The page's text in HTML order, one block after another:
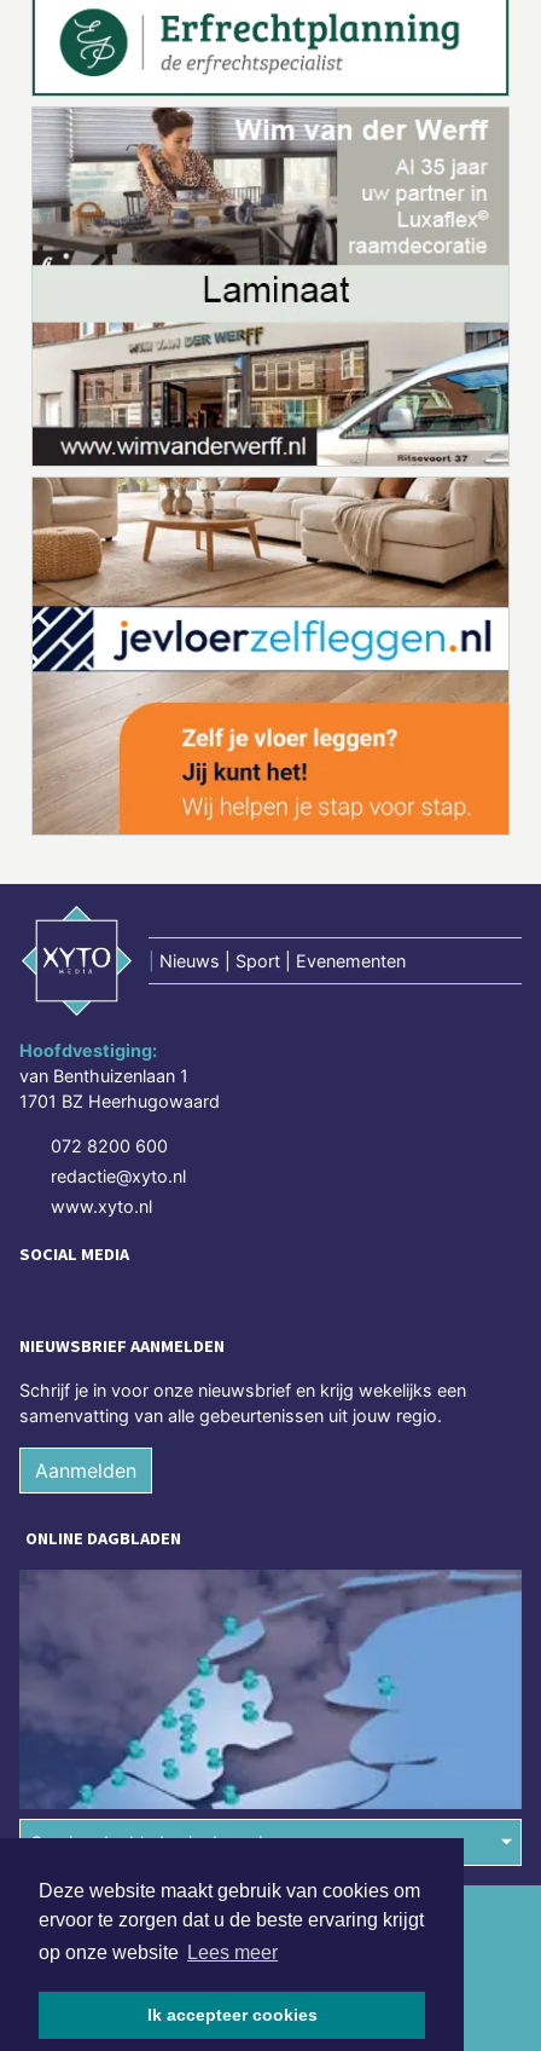
Deze website maakt gebruik van cookies om
ervoor te zorgen dat u de beste ervaring krijgt
op onze website Lees meer
Ik accepteer cookies
Nieuws | Sport | Evenementen
Hoofdvestiging:
van Benthuizenlaan 1
1701 BZ Heerhugowaard
072 8200 600
redactie@xyto.nl
www.xyto.nl
SOCIAL MEDIA
NIEUWSBRIEF AANMELDEN
Schrijf je in voor onze nieuwsbrief en krijg wekelijks een
samenvatting van alle gebeurtenissen uit jouw regio.
Aanmelden
ONLINE DAGBLADEN
Overige dagbladen in de regio
Algemene voorwaarden
Disclaimer